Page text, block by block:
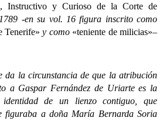
Instructivo y Curioso de la Corte de
-en su vol. 16 figura inscrito como
Tenerife»y como «teniente de milicias»–
circunstancia de que la atribución
a Gaspar Fernández de Uriarte es la
de un lienzo contiguo, que
figuraba a doña María Bernarda Soria